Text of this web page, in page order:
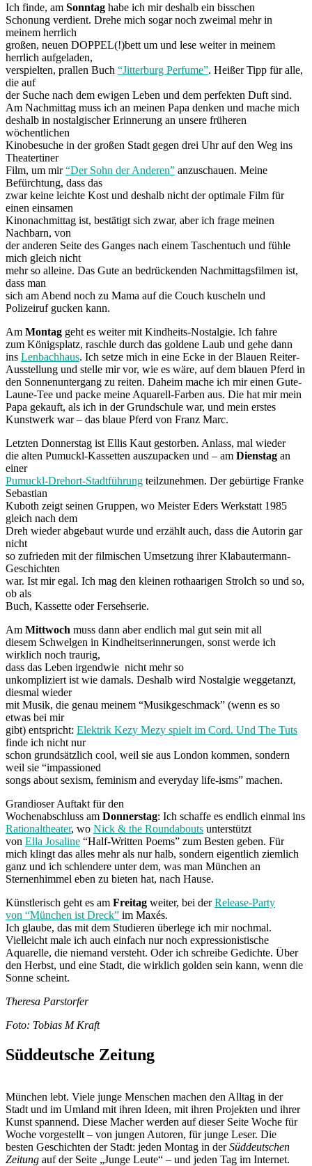
Ich finde, am Sonntag habe ich mir deshalb ein bisschen
Schonung verdient. Drehe mich sogar noch zweimal mehr in
meinem herrlich
großen, neuen DOPPEL(!)bett um und lese weiter in meinem
herrlich aufgeladen,
verspielten, prallen Buch “Jitterburg Perfume”. Heißer Tipp für alle,
die auf
der Suche nach dem ewigen Leben und dem perfekten Duft sind.
Am Nachmittag muss ich an meinen Papa denken und mache mich
deshalb in nostalgischer Erinnerung an unsere früheren
wöchentlichen
Kinobesuche in der großen Stadt gegen drei Uhr auf den Weg ins
Theatertiner
Film, um mir“Der Sohn der Anderen” anzuschauen. Meine
Befürchtung, dass das
zwar keine leichte Kost und deshalb nicht der optimale Film für
einen einsamen
Kinonachmittag ist, bestätigt sich zwar, aber ich frage meinen
Nachbarn, von
der anderen Seite des Ganges nach einem Taschentuch und fühle
mich gleich nicht
mehr so alleine. Das Gute an bedrückenden Nachmittagsfilmen ist,
dass man
sich am Abend noch zu Mama auf die Couch kuscheln und
Polizeiruf gucken kann.
Am Montag geht es weiter mit Kindheits-Nostalgie. Ich fahre
zum Königsplatz, raschle durch das goldene Laub und gehe dann
ins Lenbachhaus. Ich setze mich in eine Ecke in der Blauen Reiter-
Ausstellung und stelle mir vor, wie es wäre, auf dem blauen Pferd in
den Sonnenuntergang zu reiten. Daheim mache ich mir einen Gute-
Laune-Tee und packe meine Aquarell-Farben aus. Die hat mir mein
Papa gekauft, als ich in der Grundschule war, und mein erstes
Kunstwerk war – das blaue Pferd von Franz Marc.
Letzten Donnerstag ist Ellis Kaut gestorben. Anlass, mal wieder
die alten Pumuckl-Kassetten auszupacken und – am Dienstag an
einer
Pumuckl-Drehort-Stadtführung teilzunehmen. Der gebürtige Franke
Sebastian
Kuboth zeigt seinen Gruppen, wo Meister Eders Werkstatt 1985
gleich nach dem
Dreh wieder abgebaut wurde und erzählt auch, dass die Autorin gar
nicht
so zufrieden mit der filmischen Umsetzung ihrer Klabautermann-
Geschichten
war. Ist mir egal. Ich mag den kleinen rothaarigen Strolch so und so,
ob als
Buch, Kassette oder Fersehserie.
Am Mittwoch muss dann aber endlich mal gut sein mit all
diesem Schwelgen in Kindheitserinnerungen, sonst werde ich
wirklich noch traurig,
dass das Leben irgendwie nicht mehr so
unkompliziert ist wie damals. Deshalb wird Nostalgie weggetanzt,
diesmal wieder
mit Musik, die genau meinem “Musikgeschmack” (wenn es so
etwas bei mir
gibt) entspricht: Elektrik Kezy Mezy spielt im Cord. Und The Tuts
finde ich nicht nur
schon grundsätzlich cool, weil sie aus London kommen, sondern
weil sie “impassioned
songs about sexism, feminism and everyday life-isms” machen.
Grandioser Auftakt für den
Wochenabschluss am Donnerstag: Ich schaffe es endlich einmal ins
Rationaltheater, wo Nick & the Roundabouts unterstützt
von Ella Josaline “Half-Written Poems” zum Besten geben. Für
mich klingt das alles mehr als nur halb, sondern eigentlich ziemlich
ganz und ich schlendere unter dem, was man München an
Sternenhimmel eben zu bieten hat, nach Hause.
Künstlerisch geht es am Freitag weiter, bei derRelease-Party
von “München ist Dreck” im Maxés.
Ich glaube, das mit dem Studieren überlege ich mir nochmal.
Vielleicht male ich auch einfach nur noch expressionistische
Aquarelle, die niemand versteht. Oder ich schreibe Gedichte. Über
den Herbst, und eine Stadt, die wirklich golden sein kann, wenn die
Sonne scheint.
Theresa Parstorfer
Foto: Tobias M Kraft
Süddeutsche Zeitung
München lebt. Viele junge Menschen machen den Alltag in der
Stadt und im Umland mit ihren Ideen, mit ihren Projekten und ihrer
Kunst spannend. Diese Macher werden auf dieser Seite Woche für
Woche vorgestellt – von jungen Autoren, für junge Leser. Die
besten Geschichten der Stadt: jeden Montag in derSüddeutschen
Zeitung auf der Seite „Junge Leute“ – und jeden Tag im Internet.